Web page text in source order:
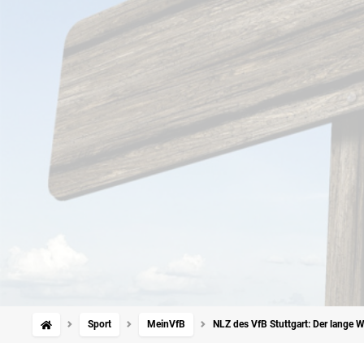
Sport MeinVfB NLZ des VfB Stuttgart: Der lange